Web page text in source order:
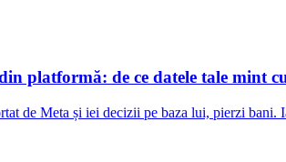
platformă: de ce datele tale mint
de Meta și iei decizii pe baza lui, pierzi bani.